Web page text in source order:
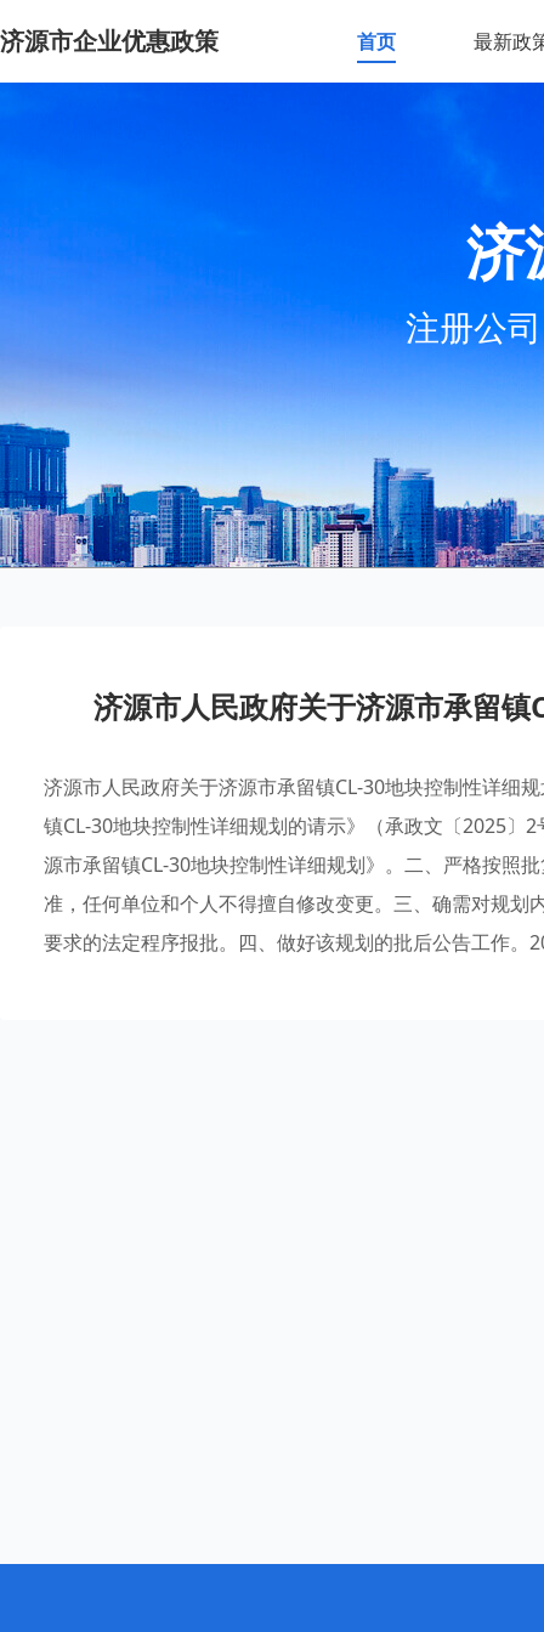
济源市企业优惠政策 首页 最新政
济
注册公
济源市人民政府关于济源市承留
济源市人民政府关于济源市承留镇CL-30地块控制性详细
镇CL-30地块控制性详细规划的请示》（承政文〔2025〕
源市承留镇CL-30地块控制性详细规划》。二、严格按照
准，任何单位和个人不得擅自修改变更。三、确需对规
要求的法定程序报批。四、做好该规划的批后公告工